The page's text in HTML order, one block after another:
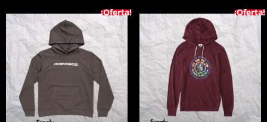
¡Oferta! ¡Oferta!